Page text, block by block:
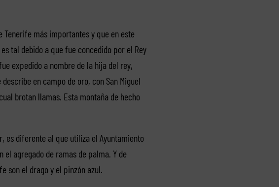
Tenerife más importantes y que en este
tal debido a que fue concedido por el Rey
expedido a nombre de la hija del rey,
en campo de oro, con San Miguel
brotan llamas. Esta montaña de hecho
es diferente al que utiliza el Ayuntamiento
agregado de ramas de palma. Y de
son el drago y el pinzón azul.